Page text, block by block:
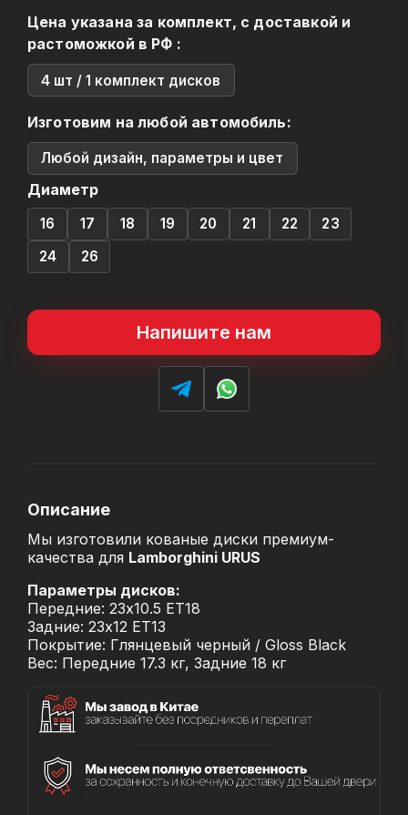
Цена указана за комплект, с доставкой и
растоможкой в РФ :
4 шт / 1 комплект дисков
Изготовим на любой автомобиль:
Любой дизайн, параметры и цвет
Диаметр
16 17 18 19 20 21 22
23
24
26
Напишите нам
Описание
Мы изготовили кованые диски премиум-
качества для Lamborghini URUS
Параметры дисков:
Передние: 23x10.5 ET18
Задние: 23x12 ET13
Покрытие: Глянцевый черный / Gloss Black
Вес: Передние 17.3 кг, Задние 18 кг